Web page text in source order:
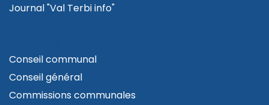
Journal "Val Terbi info"
Conseil communal
Conseil général
Commissions communales